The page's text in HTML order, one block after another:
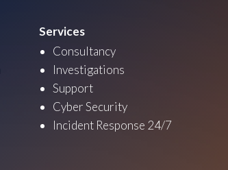
Services
Consultancy
Investigations
Support
Cyber Security
Incident Response 24/7